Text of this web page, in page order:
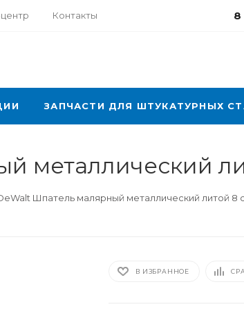
Контакты 8
ЗАПЧАСТИ ДЛЯ ШТУКАТУРНЫХ
металлический
Шпатель малярный металлический литой 8
В ИЗБРАННОЕ